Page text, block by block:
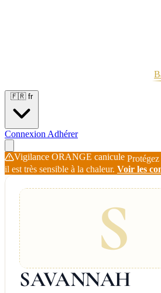
🇫🇷 fr
Connexion Adhérer
Vigilance ORANGE canicule
il est très sensible à la chaleur. Voir les
S
SAVANNAH